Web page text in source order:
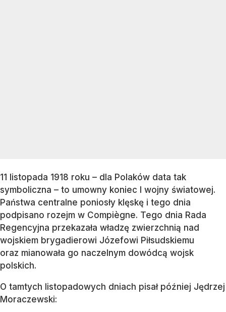
11 listopada 1918 roku – dla Polaków data tak
symboliczna – to umowny koniec I wojny światowej.
Państwa centralne poniosły klęskę i tego dnia
podpisano rozejm w Compiègne. Tego dnia Rada
Regencyjna przekazała władzę zwierzchnią nad
wojskiem brygadierowi Józefowi Piłsudskiemu
oraz mianowała go naczelnym dowódcą wojsk
polskich.
O tamtych listopadowych dniach pisał później Jędrzej
Moraczewski: